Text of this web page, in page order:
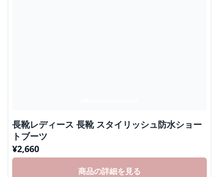
長靴レディース 長靴 スタイリッシュ防水ショー
トブーツ
¥2,660
商品の詳細を見る